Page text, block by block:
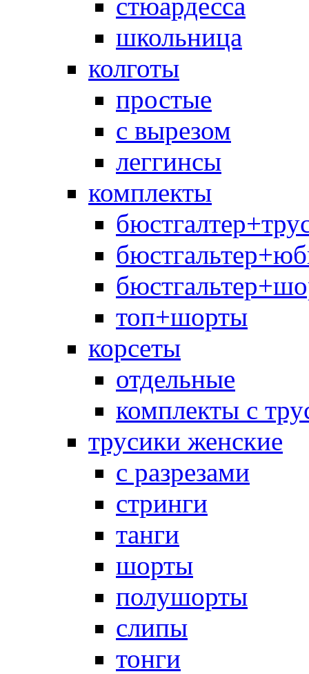
школьница
колготы
простые
с вырезом
леггинсы
комплекты
топ+шорты
корсеты
отдельные
комплекты с
трусики женские
с разрезами
стринги
танги
шорты
полушорты
слипы
тонги